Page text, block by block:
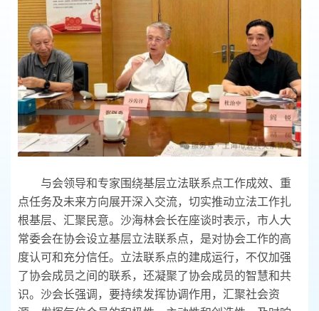
与会领导和专家围绕基层立法联系点工作成效、重
点任务及未来方向展开深入交流，切实推动立法工作扎
根基层、汇聚民意。沙海林会长在座谈时表示，市人大
常委会在协会设立基层立法联系点，是对协会工作的高
度认可和充分信任。立法联系点的建成运行，不仅加强
了协会成员之间的联系，还凝聚了协会成员的智慧和共
识。沙会长强调，要持续发挥协调作用，汇聚社会资